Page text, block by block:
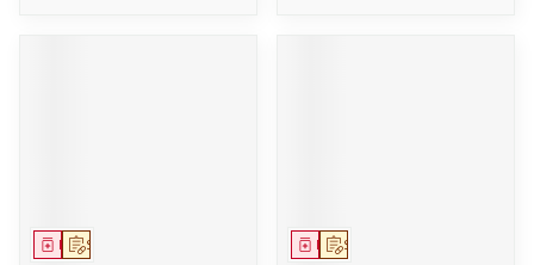
Sur prescription
Médicament Sur prescription
Médicament